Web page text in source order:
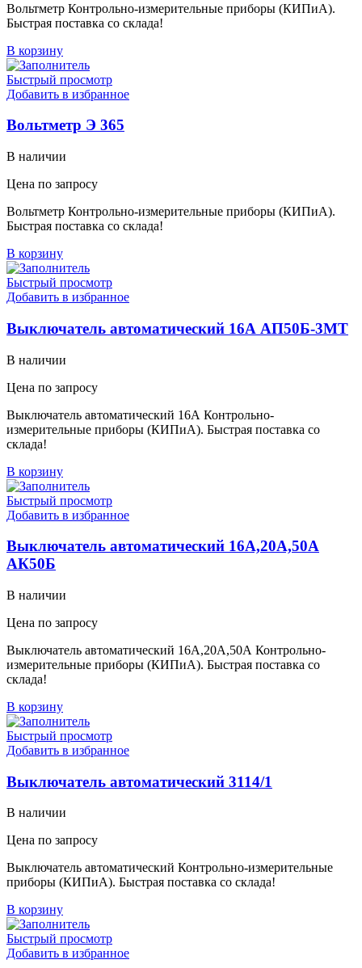
Вольтметр Контрольно-измерительные приборы (КИПиА).
Быстрая поставка со склада!
В корзину
Быстрый просмотр
Добавить в избранное
Вольтметр Э 365
В наличии
Цена по запросу
Вольтметр Контрольно-измерительные приборы (КИПиА).
Быстрая поставка со склада!
В корзину
Быстрый просмотр
Добавить в избранное
Выключатель автоматический 16А АП50Б-3МТ
В наличии
Цена по запросу
Выключатель автоматический 16А Контрольно-
измерительные приборы (КИПиА). Быстрая поставка со
склада!
В корзину
Быстрый просмотр
Добавить в избранное
Выключатель автоматический 16А,20А,50А
АК50Б
В наличии
Цена по запросу
Выключатель автоматический 16А,20А,50А Контрольно-
измерительные приборы (КИПиА). Быстрая поставка со
склада!
В корзину
Быстрый просмотр
Добавить в избранное
Выключатель автоматический 3114/1
В наличии
Цена по запросу
Выключатель автоматический Контрольно-измерительные
приборы (КИПиА). Быстрая поставка со склада!
В корзину
Быстрый просмотр
Добавить в избранное